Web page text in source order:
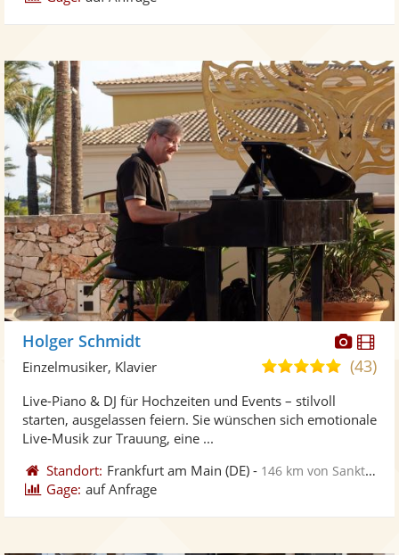
Holger Schmidt
5,0(43)
Einzelmusiker, Klavier
Live-Piano & DJ für Hochzeiten und Events – stilvoll
starten, ausgelassen feiern. Sie wünschen sich emotionale
Live-Musik zur Trauung, eine ...
Standort: Frankfurt am Main (DE) - 146 km von Sankt Ingbert
Gage: auf Anfrage